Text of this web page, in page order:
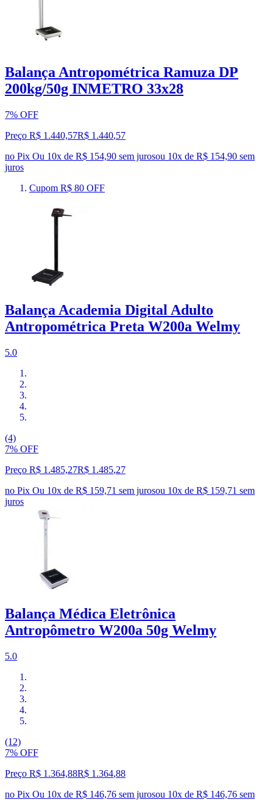
Balança Antropométrica Ramuza DP
200kg/50g INMETRO 33x28
7% OFF
Preço R$ 1.440,57R$ 1.440,57
no Pix Ou 10x de R$ 154,90 sem jurosou 10x de R$ 154,90 sem
juros
Cupom R$ 80 OFF
Balança Academia Digital Adulto
Antropométrica Preta W200a Welmy
5.0
(4)
7% OFF
Preço R$ 1.485,27R$ 1.485,27
no Pix Ou 10x de R$ 159,71 sem jurosou 10x de R$ 159,71 sem
juros
Balança Médica Eletrônica
Antropômetro W200a 50g Welmy
5.0
(12)
7% OFF
Preço R$ 1.364,88R$ 1.364,88
no Pix Ou 10x de R$ 146,76 sem jurosou 10x de R$ 146,76 sem